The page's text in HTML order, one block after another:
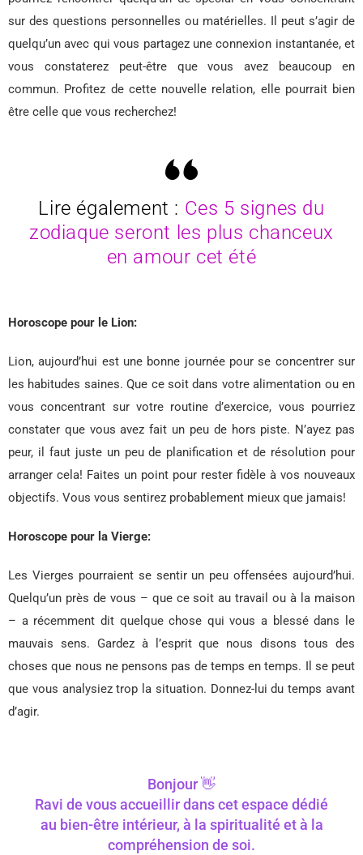
sur des questions personnelles ou matérielles. Il peut s’agir de
quelqu’un avec qui vous partagez une connexion instantanée, et
vous constaterez peut-être que vous avez beaucoup en
commun. Profitez de cette nouvelle relation, elle pourrait bien
être celle que vous recherchez!
Lire également : Ces 5 signes du
zodiaque seront les plus chanceux
en amour cet été
Horoscope pour le Lion:
Lion, aujourd’hui est une bonne journée pour se concentrer sur
les habitudes saines. Que ce soit dans votre alimentation ou en
vous concentrant sur votre routine d’exercice, vous pourriez
constater que vous avez fait un peu de hors piste. N’ayez pas
peur, il faut juste un peu de planification et de résolution pour
arranger cela! Faites un point pour rester fidèle à vos nouveaux
objectifs. Vous vous sentirez probablement mieux que jamais!
Horoscope pour la Vierge:
Les Vierges pourraient se sentir un peu offensées aujourd’hui.
Quelqu’un près de vous – que ce soit au travail ou à la maison
– a récemment dit quelque chose qui vous a blessé dans le
mauvais sens. Gardez à l’esprit que nous disons tous des
choses que nous ne pensons pas de temps en temps. Il se peut
que vous analysiez trop la situation. Donnez-lui du temps avant
d’agir.
Bonjour 👋
Ravi de vous accueillir dans cet espace dédié
au bien-être intérieur, à la spiritualité et à la
compréhension de soi.